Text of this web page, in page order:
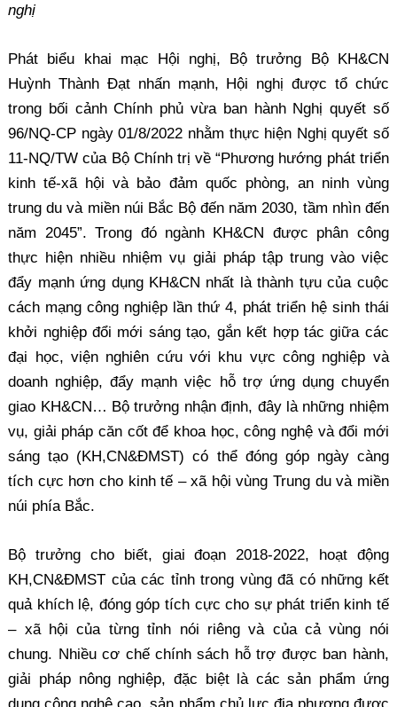
nghị
Phát biểu khai mạc Hội nghị, Bộ trưởng Bộ KH&CN
Huỳnh Thành Đạt nhấn mạnh, Hội nghị được tổ chức
trong bối cảnh Chính phủ vừa ban hành Nghị quyết số
96/NQ-CP ngày 01/8/2022 nhằm thực hiện Nghị quyết số
11-NQ/TW của Bộ Chính trị về “Phương hướng phát triển
kinh tế-xã hội và bảo đảm quốc phòng, an ninh vùng
trung du và miền núi Bắc Bộ đến năm 2030, tầm nhìn đến
năm 2045”. Trong đó ngành KH&CN được phân công
thực hiện nhiều nhiệm vụ giải pháp tập trung vào việc
đẩy mạnh ứng dụng KH&CN nhất là thành tựu của cuộc
cách mạng công nghiệp lần thứ 4, phát triển hệ sinh thái
khởi nghiệp đổi mới sáng tạo, gắn kết hợp tác giữa các
đại học, viện nghiên cứu với khu vực công nghiệp và
doanh nghiệp, đẩy mạnh việc hỗ trợ ứng dụng chuyển
giao KH&CN… Bộ trưởng nhận định, đây là những nhiệm
vụ, giải pháp căn cốt để khoa học, công nghệ và đổi mới
sáng tạo (KH,CN&ĐMST) có thể đóng góp ngày càng
tích cực hơn cho kinh tế – xã hội vùng Trung du và miền
núi phía Bắc.
Bộ trưởng cho biết, giai đoạn 2018-2022, hoạt động
KH,CN&ĐMST của các tỉnh trong vùng đã có những kết
quả khích lệ, đóng góp tích cực cho sự phát triển kinh tế
– xã hội của từng tỉnh nói riêng và của cả vùng nói
chung. Nhiều cơ chế chính sách hỗ trợ được ban hành,
giải pháp nông nghiệp, đặc biệt là các sản phẩm ứng